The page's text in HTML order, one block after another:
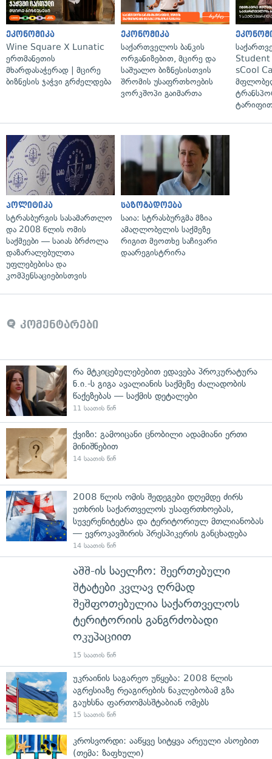
ეკონომიკა
Wine Square X Lunatic
ერთმანეთის
მხარდასაჭერად | მცირე
ბიზნესის ჯაჭვი გრძელდება
ეკონომიკა
საქართველოს ბანკის
ორგანიზებით, მცირე და
საშუალო ბიზნესისთვის
შრომის უსაფრთხოების
ვორკშოპი გაიმართა
Student
sCool
პოლიტიკა
სტრასბურგის სასამართლო
და 2008 წლის ომის
საქმეები — საიას ბრძოლა
დაზარალებულთა
უფლებებისა და
კომპენსაციებისთვის
საზოგადოება
საია: სტრასბურგმა მზია
ამაღლობელის საქმეზე
რიგით მეოთხე საჩივარი
დაარეგისტრირა
კომენტარები
რა მტკიცებულებებით ედავება პროკურატურა
ნ.ი.-ს გიგა ავალიანის საქმეზე ძალადობის
წაქეზებას — საქმის დეტალები
11 საათის წინ
ქვიზი: გამოიცანი ცნობილი ადამიანი ერთი
მინიშნებით
14 საათის წინ
2008 წლის ომის შედეგები დღემდე ძირს
უთხრის საქართველოს უსაფრთხოებას,
სუვერენიტეტსა და ტერიტორიულ მთლიანობას
— ევროკავშირის პრესპიკერის განცხადება
14 საათის წინ
აშშ-ის საელჩო: შეერთებული
შტატები კვლავ ღრმად
შეშფოთებულია საქართველოს
ტერიტორიის განგრძობადი
ოკუპაციით
15 საათის წინ
უკრაინის საგარეო უწყება: 2008 წლის
აგრესიაზე რეაგირების ნაკლებობამ გზა
გაუხსნა ფართომასშტაბიან ომებს
15 საათის წინ
კროსვორდი: ააწყვე სიტყვა არეული ასოებით
(თემა: ზაფხული)